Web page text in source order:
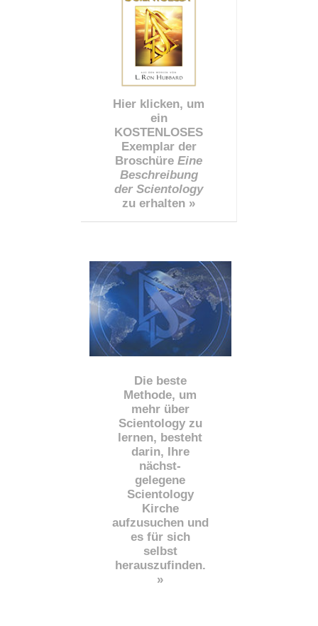
Hier klicken, um
ein
KOSTENLOSES
Exemplar der
Broschüre Eine
Beschreibung
der Scientology
zu erhalten »
Die beste
Methode, um
mehr über
Scientology zu
lernen, besteht
darin, Ihre
nächst-
gelegene
Scientology
Kirche
aufzusuchen und
es für sich
selbst
herauszufinden.
»